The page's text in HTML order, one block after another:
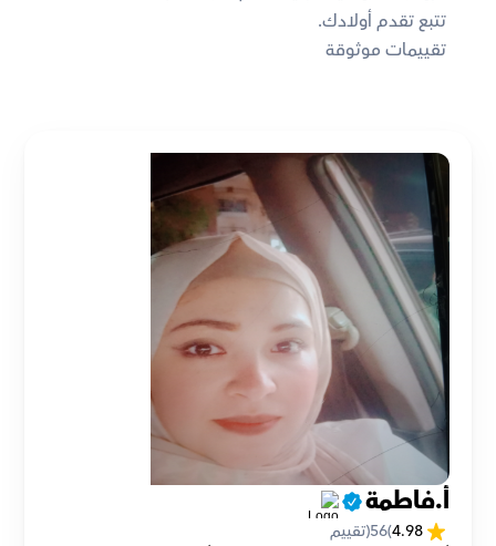
تتبع تقدم أولادك.
تقييمات موثوقة
أ.فاطمة
4.98
(
56(تقييم